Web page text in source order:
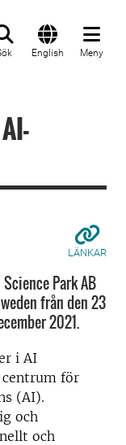
English Meny
LÄNKAR
Park AB
från den 23
2021.
i AI
för
(AI).
och
och